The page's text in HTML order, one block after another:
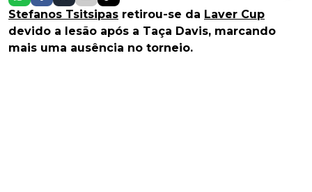
Stefanos Tsitsipas retirou-se da Laver Cup
devido a lesão após a Taça Davis, marcando
mais uma ausência no torneio.